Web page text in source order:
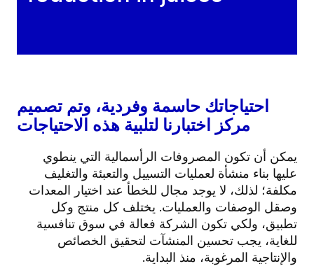
احتياجاتك حاسمة وفردية، وتم تصميم
مركز اختبارنا لتلبية هذه الاحتياجات
يمكن أن تكون المصروفات الرأسمالية التي ينطوي
عليها بناء منشأة لعمليات التسييل والتعبئة والتغليف
مكلفة؛ لذلك، لا يوجد مجال للخطأ عند اختيار المعدات
وصقل الوصفات والعمليات. يختلف كل منتج وكل
تطبيق، ولكي تكون الشركة فعالة في سوق تنافسية
للغاية، يجب تحسين المنشآت لتحقيق الخصائص
والإنتاجية المرغوبة، منذ البداية.